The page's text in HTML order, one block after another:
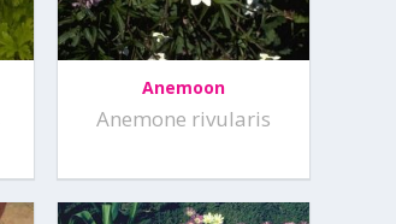
Anemoon
Anemone rivularis